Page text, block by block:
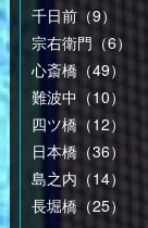
千日前（9）
宗右衛門（6）
心斎橋（49）
難波中（10）
四ツ橋（12）
日本橋（36）
島之内（14）
長堀橋（25）